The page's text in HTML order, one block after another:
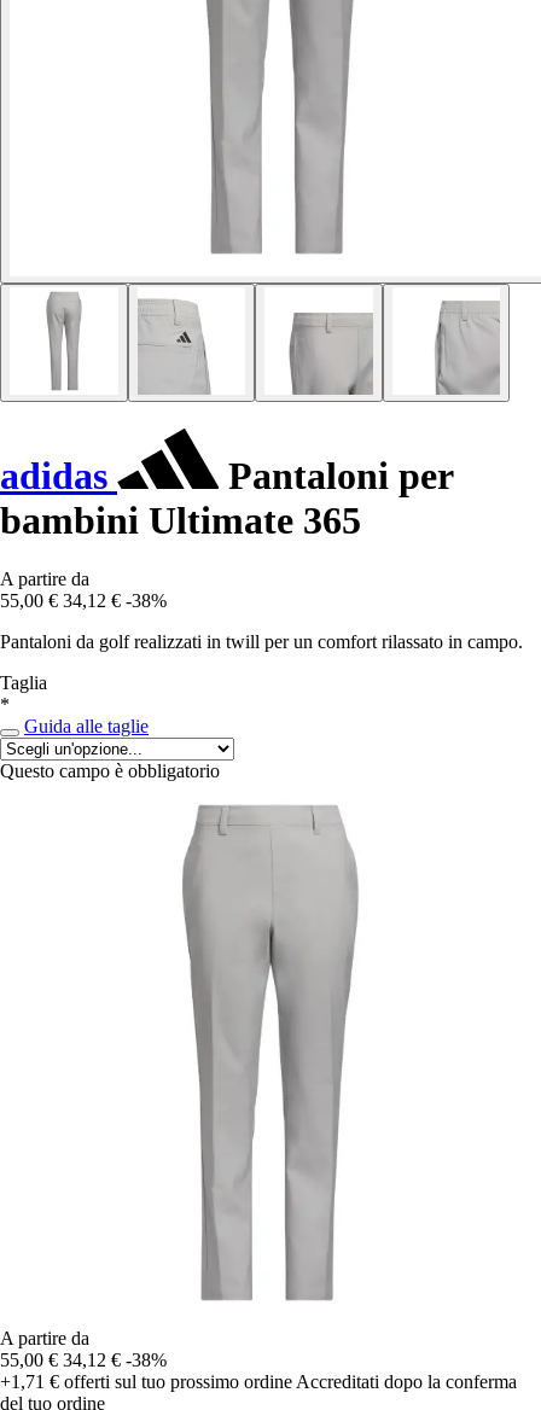
adidas
Pantaloni per
bambini Ultimate 365
A partire da
55,00 € 34,12 € -38%
Pantaloni da golf realizzati in twill per un comfort rilassato in campo.
Taglia
*
Guida alle taglie
Questo campo è obbligatorio
A partire da
55,00 € 34,12 € -38%
+1,71 € offerti sul tuo prossimo ordine Accreditati dopo la conferma
del tuo ordine